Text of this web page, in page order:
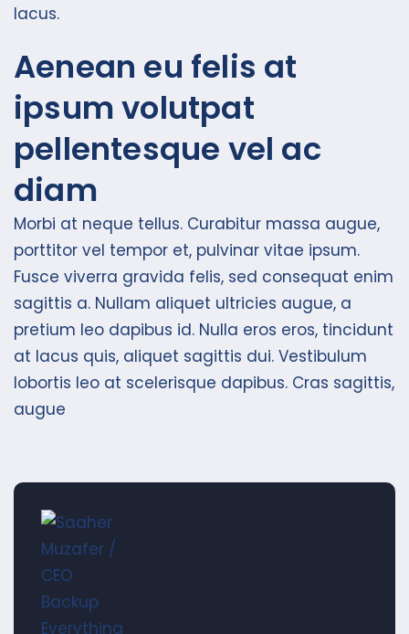
lacus.
Aenean eu felis at
ipsum volutpat
pellentesque vel ac
diam
Morbi at neque tellus. Curabitur massa augue,
porttitor vel tempor et, pulvinar vitae ipsum.
Fusce viverra gravida felis, sed consequat enim
sagittis a. Nullam aliquet ultricies augue, a
pretium leo dapibus id. Nulla eros eros, tincidunt
at lacus quis, aliquet sagittis dui. Vestibulum
lobortis leo at scelerisque dapibus. Cras sagittis,
augue